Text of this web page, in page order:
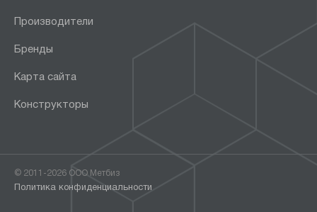
Производители
Бренды
Карта сайта
Конструкторы
© 2011-2026 ООО Метбиз
Политика конфиденциальности